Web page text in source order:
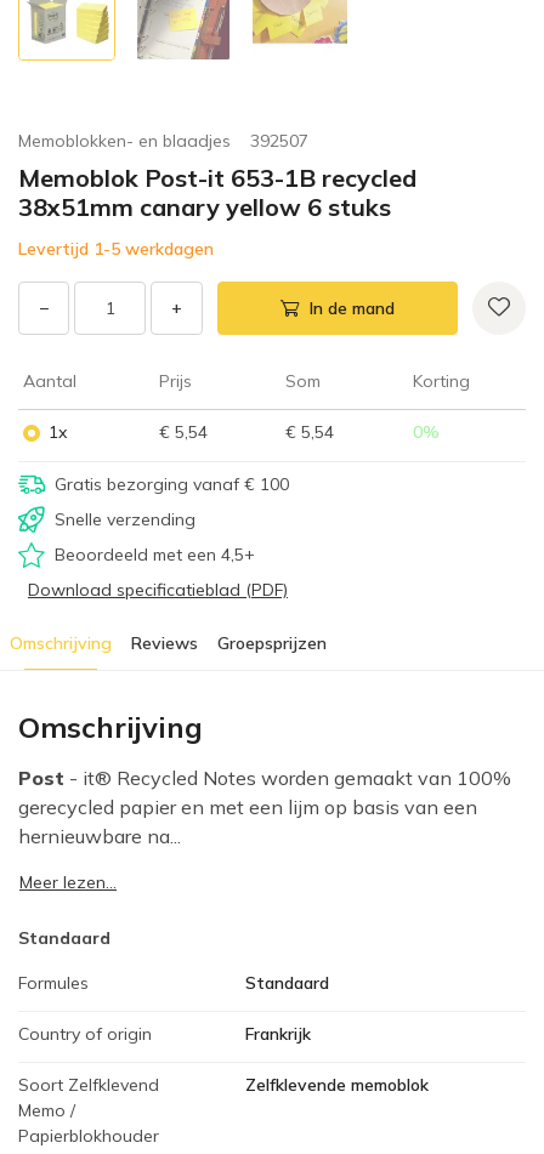
Memoblokken- en blaadjes 392507
Memoblok Post-it 653-1B recycled
38x51mm canary yellow 6 stuks
Levertijd 1-5 werkdagen
− + In de mand
Aantal Prijs Som Korting
1x € 5,54 € 5,54 0%
Gratis bezorging vanaf € 100
Snelle verzending
Beoordeeld met een 4,5+
Download specificatieblad (PDF)
Omschrijving Reviews Groepsprijzen
Omschrijving
Post - it® Recycled Notes worden gemaakt van 100%
gerecycled papier en met een lijm op basis van een
hernieuwbare na...
Meer lezen...
Standaard
Formules Standaard
Country of origin Frankrijk
Soort Zelfklevend
Memo /
Papierblokhouder
Zelfklevende memoblok